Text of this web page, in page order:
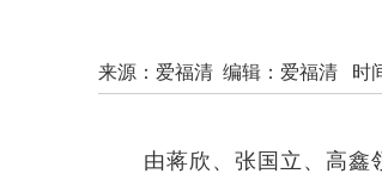
来源： 爱福清 编辑：爱福清 时
由蒋欣、张国立、高鑫领